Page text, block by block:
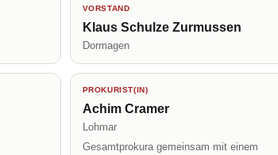
VORSTAND
Klaus Schulze Zurmussen
Dormagen
PROKURIST(IN)
Achim Cramer
Lohmar
Gesamtprokura gemeinsam mit einem